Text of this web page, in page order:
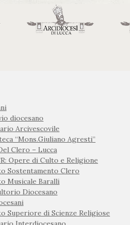
diocesano
Arcivescovile
“Mons.Giuliano Agresti”
Clero – Lucca
Opere di Culto e Religione
Sostentamento Clero
Musicale Baralli
Diocesano
Superiore di Scienze Religiose